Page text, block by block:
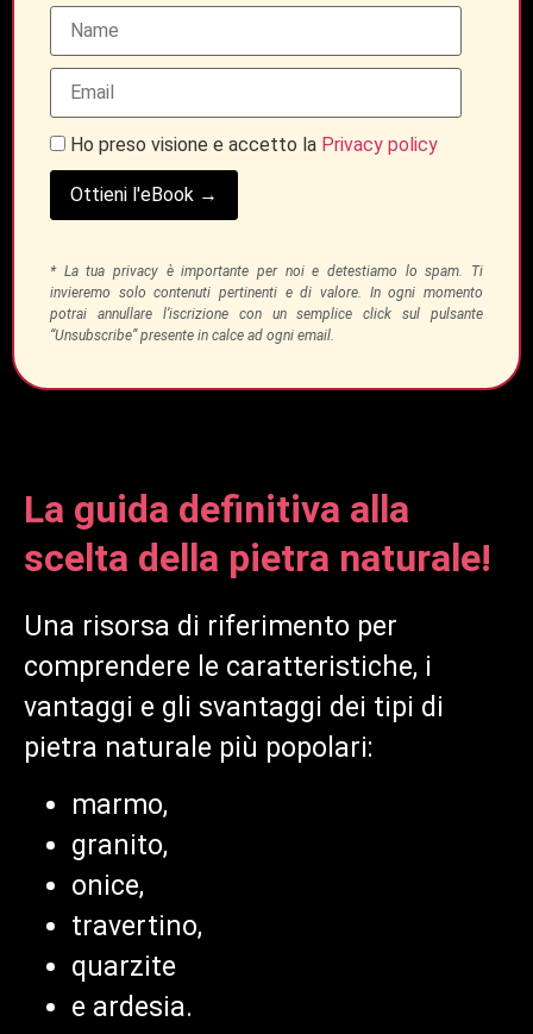
Ho preso visione e accetto la Privacy policy
Ottieni l'eBook →
* La tua privacy è importante per noi e detestiamo lo spam. Ti
invieremo solo contenuti pertinenti e di valore. In ogni momento
potrai annullare l’iscrizione con un semplice click sul pulsante
“Unsubscribe” presente in calce ad ogni email.
La guida definitiva alla
scelta della pietra naturale!
Una risorsa di riferimento per
comprendere le caratteristiche, i
vantaggi e gli svantaggi dei tipi di
pietra naturale più popolari:
marmo,
granito,
onice,
travertino,
quarzite
e ardesia.